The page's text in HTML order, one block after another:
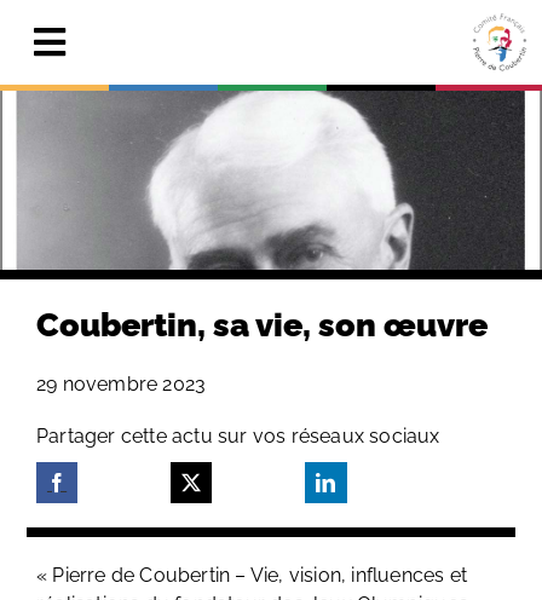
contentToggle
Navigation
Pierre de Coubertin
Search
for:
Coubertin, sa vie, son œuvre
29 novembre 2023
Partager cette actu sur vos réseaux sociaux
« Pierre de Coubertin – Vie, vision, influences et